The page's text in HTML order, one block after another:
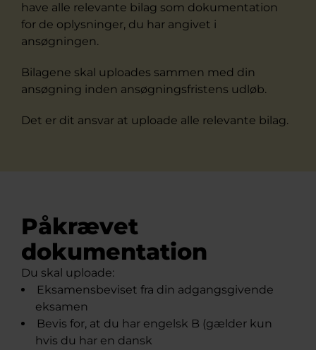
have alle relevante bilag som dokumentation
for de oplysninger, du har angivet i
ansøgningen.
Bilagene skal uploades sammen med din
ansøgning inden ansøgningsfristens udløb.
Det er dit ansvar at uploade alle relevante bilag.
Påkrævet
dokumentation
Du skal uploade:
Eksamensbeviset fra din adgangsgivende
eksamen
Bevis for, at du har engelsk B (gælder kun
hvis du har en dansk